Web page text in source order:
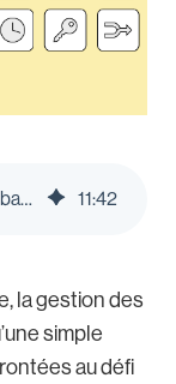
Software Asset Management : la base d'une stratégie informatique efficace | Le blog Pleo 11:42
la gestion des
simple
au défi